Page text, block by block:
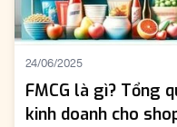
24/06/2025
FMCG là gì? Tổng
kinh doanh cho